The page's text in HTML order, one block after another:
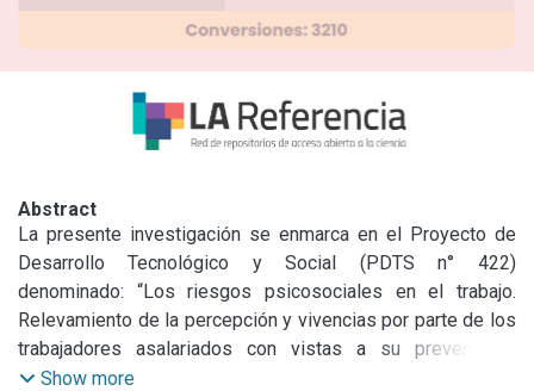
Abstract
La presente investigación se enmarca en el Proyecto de
Desarrollo Tecnológico y Social (PDTS n° 422)
denominado: “Los riesgos psicosociales en el trabajo.
Relevamiento de la percepción y vivencias por parte de los
trabajadores asalariados con vistas a su prevención”,
aprobado por el Consejo Interuniversitario Nacional (CIN) y
Show more